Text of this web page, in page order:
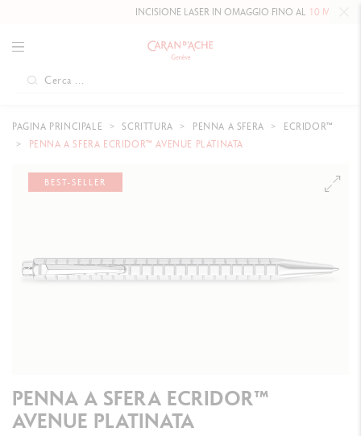
INCISIONE LASER IN OMAGGIO FINO AL 10 MAGGIO
PAGINA PRINCIPALE SCRITTURA PENNA A SFERA
ECRIDOR™
PENNA A SFERA ECRIDOR™ AVENUE PLATINATA
BEST-SELLER
PENNA A SFERA ECRIDOR™
AVENUE PLATINATA